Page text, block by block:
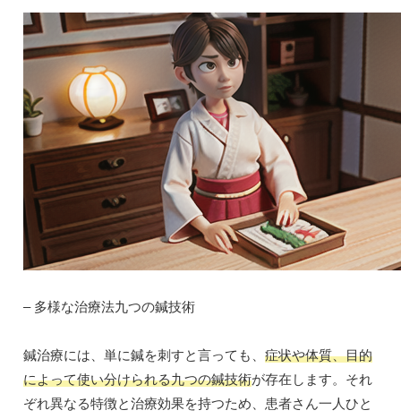
– 多様な治療法九つの鍼技術
鍼治療には、単に鍼を刺すと言っても、 症状や体質、目的
によって使い分けられる九つの鍼技術が存在します。それ
ぞれ異なる特徴と治療効果を持つため、患者さん一人ひと